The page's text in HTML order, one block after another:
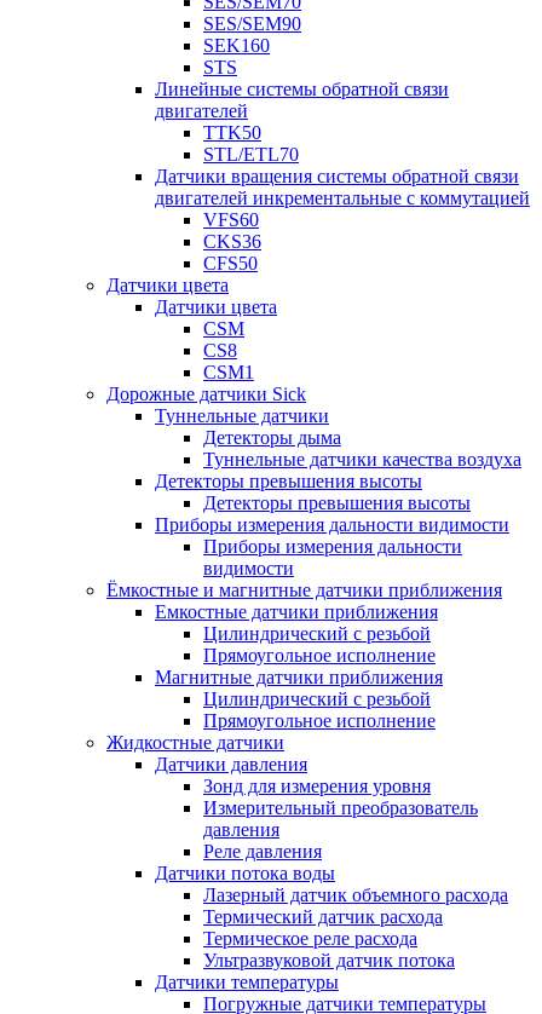
SES/SEM90
SEK160
STS
Линейные системы обратной связи
двигателей
TTK50
STL/ETL70
Датчики вращения системы обратной связи
двигателей инкрементальные с коммутацией
VFS60
CKS36
CFS50
Датчики цвета
Датчики цвета
CSM
CS8
CSM1
Дорожные датчики Sick
Туннельные датчики
Детекторы дыма
Туннельные датчики качества воздуха
Детекторы превышения высоты
Детекторы превышения высоты
Приборы измерения дальности видимости
Приборы измерения дальности
видимости
Ёмкостные и магнитные датчики приближения
Емкостные датчики приближения
Цилиндрический с резьбой
Прямоугольное исполнение
Магнитные датчики приближения
Цилиндрический с резьбой
Прямоугольное исполнение
Жидкостные датчики
Датчики давления
Зонд для измерения уровня
Измерительный преобразователь
давления
Реле давления
Датчики потока воды
Лазерный датчик объемного расхода
Термический датчик расхода
Термическое реле расхода
Ультразвуковой датчик потока
Датчики температуры
Погружные датчики температуры